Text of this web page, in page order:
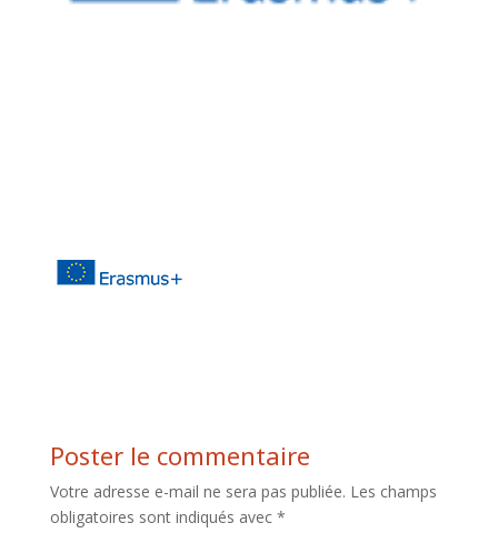
Poster le commentaire
Votre adresse e-mail ne sera pas publiée. Les champs
obligatoires sont indiqués avec *